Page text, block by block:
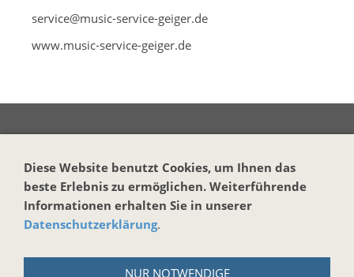
service@music-service-geiger.de
www.music-service-geiger.de
Vertrag widerrufen
KONTAKT
Harmonika-Haus
Diese Website benutzt Cookies, um Ihnen das
beste Erlebnis zu ermöglichen. Weiterführende
Informationen erhalten Sie in unserer
Datenschutzerklärung.
NUR NOTWENDIGE